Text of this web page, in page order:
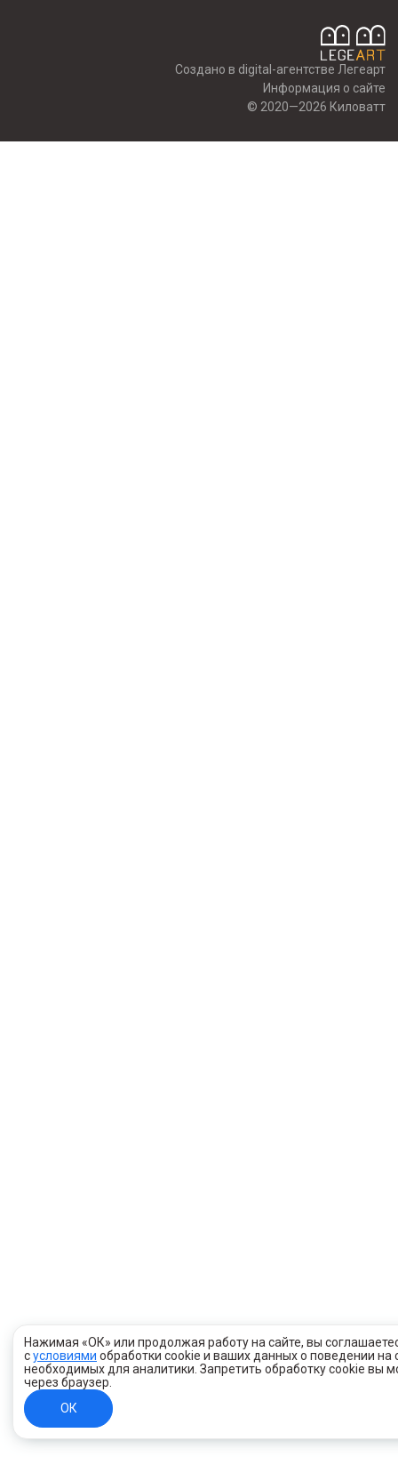
© 2020—2026 Киловатт
Создано в digital-агентстве Легеарт
Информация о сайте
Нажимая «ОК» или продолжая работу на сайте, вы
сусловиями обработки cookie и ваших данных о поведении на
необходимых для аналитики. Запретить обработку cookie вы
через браузер.
ОК